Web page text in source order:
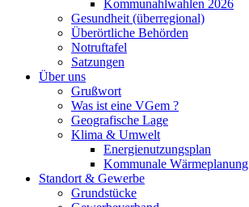
Kommunahlwahlen 2026
Gesundheit (überregional)
Überörtliche Behörden
Notruftafel
Satzungen
Über uns
Grußwort
Was ist eine VGem ?
Geografische Lage
Klima & Umwelt
Energienutzungsplan
Kommunale Wärmeplanung
Standort & Gewerbe
Grundstücke